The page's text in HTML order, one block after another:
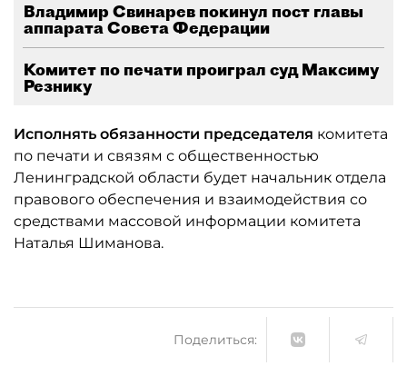
Владимир Свинарев покинул пост главы
аппарата Совета Федерации
Комитет по печати проиграл суд Максиму
Резнику
Исполнять обязанности председателя комитета
по печати и связям с общественностью
Ленинградской области будет начальник отдела
правового обеспечения и взаимодействия со
средствами массовой информации комитета
Наталья Шиманова.
Поделиться: